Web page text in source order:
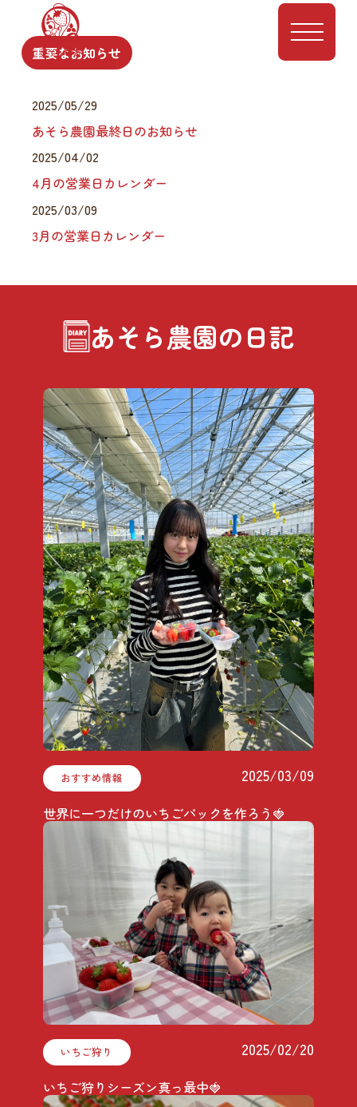
toggle
重要なお知らせ
2025/05/29
あそら農園最終日のお知らせ
2025/04/02
4月の営業日カレンダー
2025/03/09
3月の営業日カレンダー
あそら農園の日記
おすすめ情報 2025/03/09
世界に一つだけのいちごパックを作ろう🍓
いちご狩り 2025/02/20
いちご狩りシーズン真っ最中🍓